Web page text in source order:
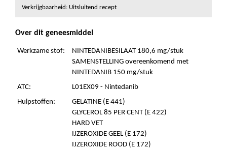
Verkrijgbaarheid: Uitsluitend recept
Over dit geneesmiddel
Werkzame stof:
NINTEDANIBESILAAT 180,6 mg/stuk
SAMENSTELLING overeenkomend met
NINTEDANIB 150 mg/stuk
ATC:
L01EX09 - Nintedanib
Hulpstoffen:
GELATINE (E 441)
GLYCEROL 85 PER CENT (E 422)
HARD VET
IJZEROXIDE GEEL (E 172)
IJZEROXIDE ROOD (E 172)